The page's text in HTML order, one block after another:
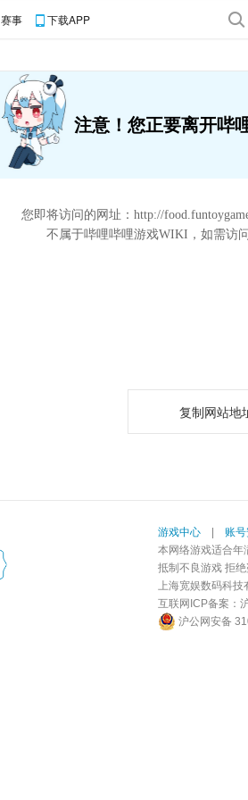
赛事 下载APP
注意！您正要离开哔
您即将访问的网址： http://
不属于哔哩哔哩游戏WIKI，如需访
复制网站地
游戏中心 账
本网络游戏适合年
抵制不良游戏 拒
上海宽娱数码科
互联网ICP备案：
沪公网安备